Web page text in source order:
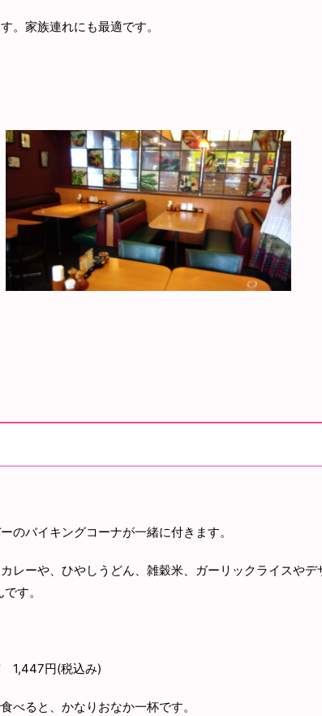
。家族連れにも最適です。
のバイキングコーナが一緒に付きます。
レーや、ひやしうどん、雑穀米、ガーリックライスやデ
す。
1,447円(税込み)
べると、かなりおなか一杯です。